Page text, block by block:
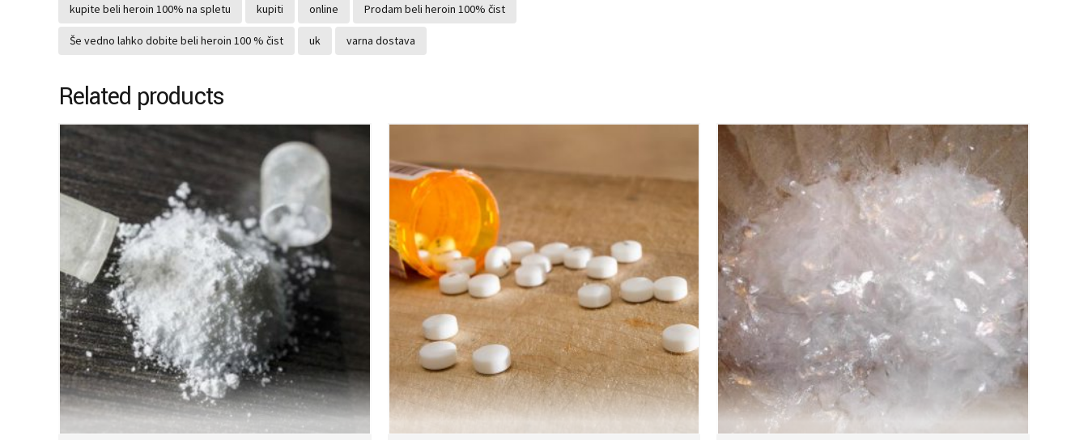
kupite beli heroin 100% na spletu kupiti online Prodam beli heroin 100% čist
Še vedno lahko dobite beli heroin 100 % čist uk varna dostava
Related products